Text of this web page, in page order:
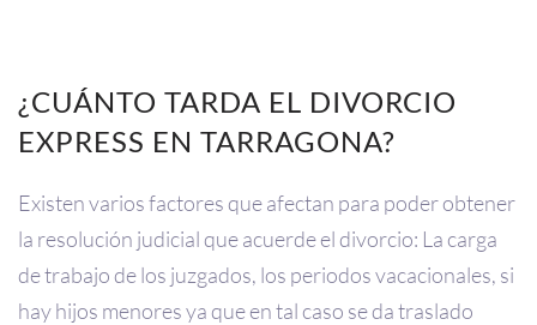
¿CUÁNTO TARDA EL DIVORCIO
EXPRESS EN TARRAGONA?
Existen varios factores que afectan para poder obtener
la resolución judicial que acuerde el divorcio: La carga
de trabajo de los juzgados, los periodos vacacionales, si
hay hijos menores ya que en tal caso se da traslado